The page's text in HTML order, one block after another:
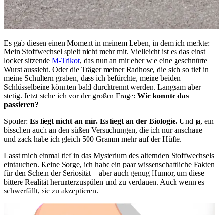
Es gab diesen einen Moment in meinem Leben, in dem ich merkte:
Mein Stoffwechsel spielt nicht mehr mit. Vielleicht ist es das einst
locker sitzende M-Trikot, das nun an mir eher wie eine geschnürte
Wurst aussieht. Oder die Träger meiner Radhose, die sich so tief in
meine Schultern graben, dass ich befürchte, meine beiden
Schlüsselbeine könnten bald durchtrennt werden. Langsam aber
stetig. Jetzt stehe ich vor der großen Frage: Wie konnte das
passieren?
Spoiler: Es liegt nicht an mir. Es liegt an der Biologie. Und ja, ein
bisschen auch an den süßen Versuchungen, die ich nur anschaue –
und zack habe ich gleich 500 Gramm mehr auf der Hüfte.
Lasst mich einmal tief in das Mysterium des alternden Stoffwechsels
eintauchen. Keine Sorge, ich habe ein paar wissenschaftliche Fakten
für den Schein der Seriosität – aber auch genug Humor, um diese
bittere Realität herunterzuspülen und zu verdauen. Auch wenn es
schwerfällt, sie zu akzeptieren.